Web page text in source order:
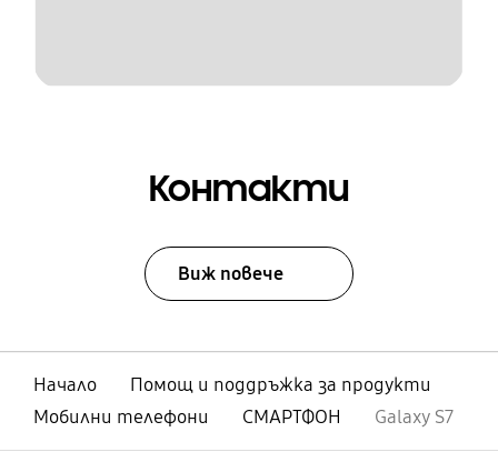
Контакти
Виж повече
Начало
Помощ и поддръжка за продукти
Мобилни телефони
СМАРТФОН Galaxy S7